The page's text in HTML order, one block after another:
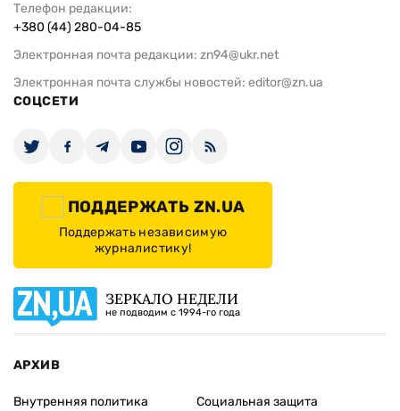
Телефон редакции:
+380 (44) 280-04-85
Электронная почта редакции: zn94@ukr.net
Электронная почта службы новостей: editor@zn.ua
СОЦСЕТИ
ПОДДЕРЖАТЬ ZN.UA
Поддержать независимую
журналистику!
ЗЕРКАЛО НЕДЕЛИ
не подводим с 1994-го года
АРХИВ
Внутренняя политика
Социальная защита